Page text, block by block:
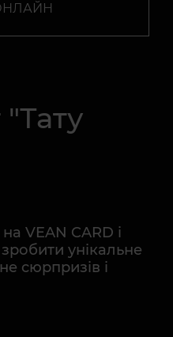
VEAN CARD і
унікальне
сюрпризів і